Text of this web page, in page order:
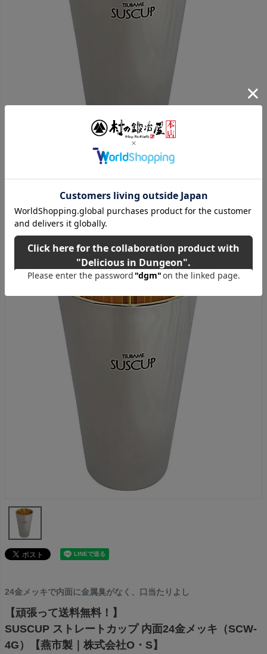
ご購入はこちら！
24金メッキで内面に金属臭がなく、口当たりよし
【頑張って送料無料！】
SUSCUP ストレートカップ 内面24金メッキ（SCW-
4G）【燕市製｜株式会社O・S】